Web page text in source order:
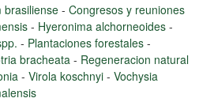
brasiliense - Congresos y reuniones
- Hyeronima alchorneoides -
- Plantaciones forestales -
bracheata - Regeneracion natural
- Virola koschnyi - Vochysia